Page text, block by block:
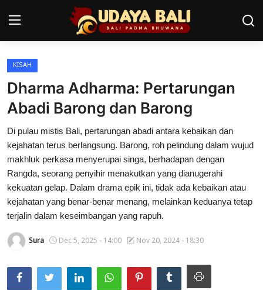
Home
Pura
Desa Adat
Tradisi
Kearifan lokal
Alam Bali
Seni
Usadha
KISAH
Dharma Adharma: Pertarungan
Abadi Barong dan Barong
Di pulau mistis Bali, pertarungan abadi antara kebaikan dan
kejahatan terus berlangsung. Barong, roh pelindung dalam wujud
makhluk perkasa menyerupai singa, berhadapan dengan
Rangda, seorang penyihir menakutkan yang dianugerahi
kekuatan gelap. Dalam drama epik ini, tidak ada kebaikan atau
kejahatan yang benar-benar menang, melainkan keduanya tetap
terjalin dalam keseimbangan yang rapuh.
Sura Dec 5, 2025 - 14:00 Nov 20, 2024 - 18:30